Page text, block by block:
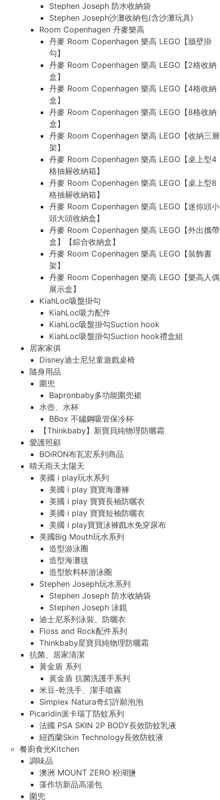
Stephen Joseph 防水收納袋
Stephen Joseph沙灘收納包(含沙灘玩具)
Room Copenhagen 丹麥樂高
丹麥 Room Copenhagen 樂高 LEGO【牆壁掛
勾】
丹麥 Room Copenhagen 樂高 LEGO【2格收納
盒】
丹麥 Room Copenhagen 樂高 LEGO【4格收納
盒】
丹麥 Room Copenhagen 樂高 LEGO【8格收納
盒】
丹麥 Room Copenhagen 樂高 LEGO【收納三層
架】
丹麥 Room Copenhagen 樂高 LEGO【桌上型4
格抽屜收納箱】
丹麥 Room Copenhagen 樂高 LEGO【桌上型8
格抽屜收納箱】
丹麥 Room Copenhagen 樂高 LEGO【迷你頭小
頭大頭收納盒】
丹麥 Room Copenhagen 樂高 LEGO【外出攜帶
盒】【綜合收納盒】
丹麥 Room Copenhagen 樂高 LEGO【裝飾書
架】
丹麥 Room Copenhagen 樂高 LEGO【樂高人偶
展示盒】
KiahLoc吸盤掛勾
KiahLoc吸力配件
KiahLoc吸盤掛勾Suction hook
KiahLoc吸盤掛勾Suction hook禮盒組
居家家俱
Disney迪士尼兒童遊戲桌椅
隨身用品
圍兜
Bapronbaby多功能圍兜裙
水壺、水杯
BBox 不鏽鋼吸管保冷杯
【Thinkbaby】新寶貝純物理防曬霜
愛護照顧
BOiRON布瓦宏系列商品
晴天雨天太陽天
美國 i play玩水系列
美國 i play 寶寶海灘褲
美國 i play 寶寶長袖防曬衣
美國 i play 寶寶短袖防曬衣
美國 i play寶寶泳褲戲水免穿尿布
美國Big Mouth玩水系列
造型游泳圈
造型海灘毯
造型飲料杯游泳圈
Stephen Joseph玩水系列
Stephen Joseph 防水收納袋
Stephen Joseph 泳鏡
迪士尼系列泳裝、防曬衣
Floss and Rock配件系列
Thinkbaby星寶貝純物理防曬霜
抗菌、居家清潔
黃金盾 系列
黃金盾 抗菌洗護手系列
米豆-乾洗手、潔手噴霧
Simplex Natura奇幻許願泡泡
Picaridin派卡瑞丁防蚊系列
法國 PSA SKIN 2P BODY長效防蚊乳液
紐西蘭Skin Technology長效防蚊液
餐廚食光Kitchen
調味品
澳洲 MOUNT ZERO 粉湖鹽
藻作坊新品高湯包
圍兜